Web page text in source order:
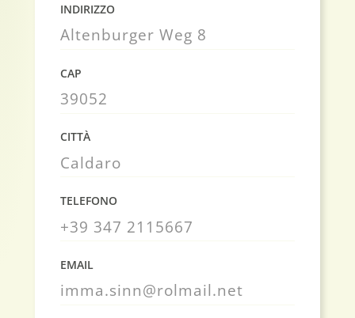
INDIRIZZO
Altenburger Weg 8
CAP
39052
CITTÀ
Caldaro
TELEFONO
+39 347 2115667
EMAIL
imma.sinn@rolmail.net